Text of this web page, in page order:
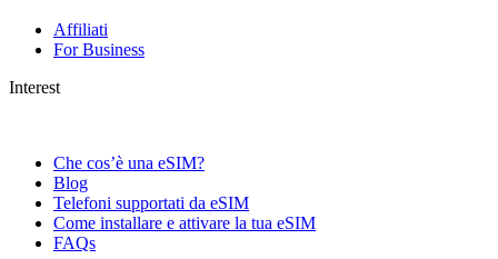
Affiliati
For Business
Interest
Che cos’è una eSIM?
Blog
Telefoni supportati da eSIM
Come installare e attivare la tua eSIM
FAQs